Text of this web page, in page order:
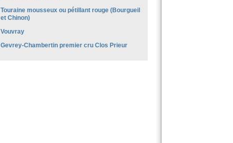
Touraine mousseux ou pétillant rouge (Bourgueil
et Chinon)
Vouvray
Gevrey-Chambertin premier cru Clos Prieur